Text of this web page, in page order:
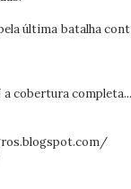
última batalha
a cobertura completa...